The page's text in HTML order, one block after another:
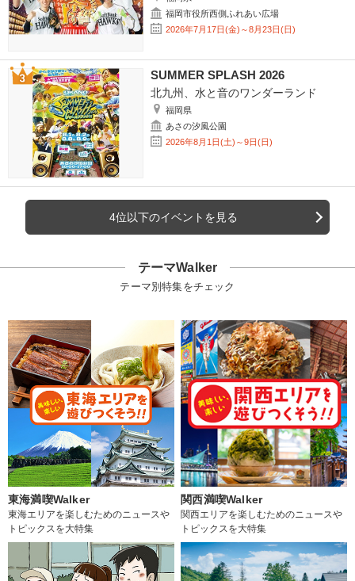
福岡市役所西側ふれあい広場
2026年7月17日(金)～8月23日(日)
SUMMER SPLASH 2026
北九州、水と音のワンダーランド
福岡県
あさの汐風公園
2026年8月1日(土)～9日(日)
4位以下のイベントを見る
テーマWalker
テーマ別特集をチェック
東海満喫Walker
東海エリアを楽しむためのニュースや
トピックスを大特集
関西満喫Walker
関西エリアを楽しむためのニュースや
トピックスを大特集